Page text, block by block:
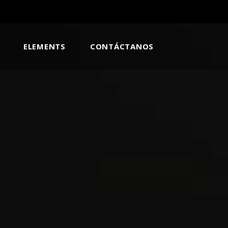
ELEMENTS CONTÁCTANOS